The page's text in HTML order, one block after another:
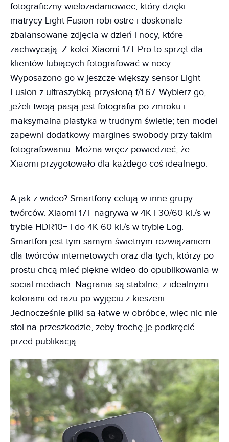
fotograficzny wielozadaniowiec, który dzięki
matrycy Light Fusion robi ostre i doskonale
zbalansowane zdjęcia w dzień i nocy, które
zachwycają. Z kolei Xiaomi 17T Pro to sprzęt dla
klientów lubiących fotografować w nocy.
Wyposażono go w jeszcze większy sensor Light
Fusion z ultraszybką przysłoną f/1.67. Wybierz go,
jeżeli twoją pasją jest fotografia po zmroku i
maksymalna plastyka w trudnym świetle; ten model
zapewni dodatkowy margines swobody przy takim
fotografowaniu. Można wręcz powiedzieć, że
Xiaomi przygotowało dla każdego coś idealnego.
A jak z wideo? Smartfony celują w inne grupy
twórców. Xiaomi 17T nagrywa w 4K i 30/60 kl./s w
trybie HDR10+ i do 4K 60 kl./s w trybie Log.
Smartfon jest tym samym świetnym rozwiązaniem
dla twórców internetowych oraz dla tych, którzy po
prostu chcą mieć piękne wideo do opublikowania w
social mediach. Nagrania są stabilne, z idealnymi
kolorami od razu po wyjęciu z kieszeni.
Jednocześnie pliki są łatwe w obróbce, więc nic nie
stoi na przeszkodzie, żeby trochę je podkręcić
przed publikacją.